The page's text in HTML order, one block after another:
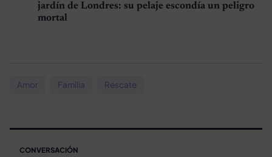
jardín de Londres: su pelaje escondía un peligro
mortal
Amor Familia Rescate
CONVERSACIÓN